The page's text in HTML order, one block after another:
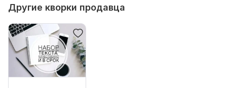
Другие кворки продавца